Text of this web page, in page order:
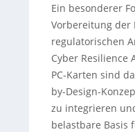
Ein besonderer
Vorbereitung der
regulatorischen
Cyber Resilience
PC-Karten sind
by-Design-
zu integrieren
belastbare Basis